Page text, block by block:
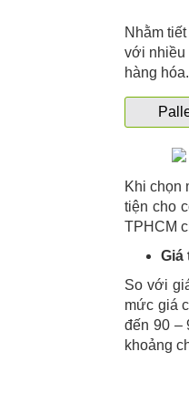
Nhằm
với nhiều
hàng hóa.
Khi chọn
tiện cho
TPHCM
Giá
So với
mức giá
đến 90 –
khoảng